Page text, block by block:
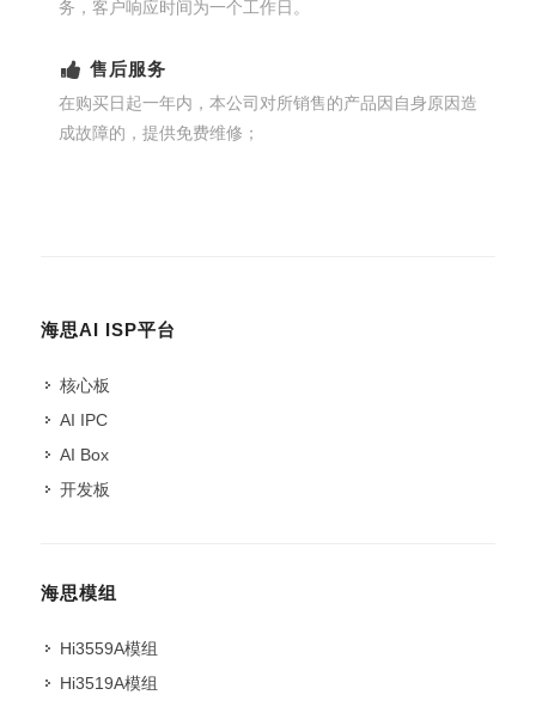
务，客户响应时间为一个工作日。
售后服务
在购买日起一年内，本公司对所销售的产品因自身原因造
成故障的，提供免费维修；
海思AI ISP平台
核心板
AI IPC
AI Box
开发板
海思模组
Hi3559A模组
Hi3519A模组